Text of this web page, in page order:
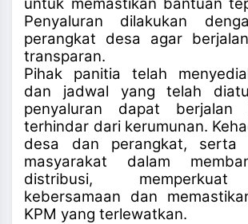
Penyaluran dilakukan
perangkat desa agar
transparan.
Pihak panitia telah
dan jadwal yang telah
penyaluran dapat berjalan
terhindar dari kerumunan.
desa dan perangkat, serta
masyarakat dalam
distribusi,
kebersamaan dan
KPM yang terlewatkan.